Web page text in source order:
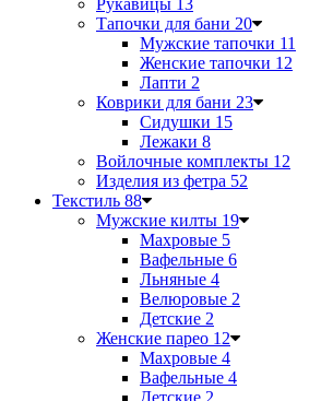
Рукавицы 13
Тапочки для бани 20
Мужские тапочки 11
Женские тапочки 12
Лапти 2
Коврики для бани 23
Сидушки 15
Лежаки 8
Войлочные комплекты 12
Изделия из фетра 52
Текстиль 88
Мужские килты 19
Махровые 5
Вафельные 6
Льняные 4
Велюровые 2
Детские 2
Женские парео 12
Махровые 4
Вафельные 4
Детские 2